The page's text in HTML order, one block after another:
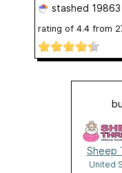
stashed
rating of 4.4 from
Sheep
United